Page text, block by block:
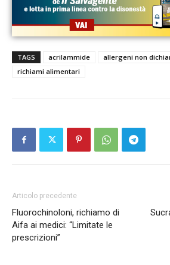
TAGS acrilammide
allergeni non
richiami alimentari
Articolo precedente
Fluorochinoloni, richiamo di
Aifa ai medici: “Limitate le
prescrizioni”